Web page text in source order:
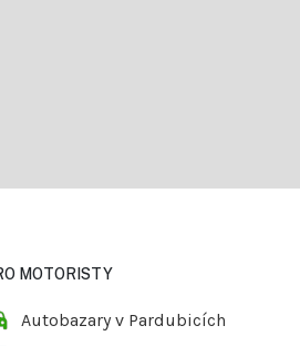
MOTORISTY
Autobazary v Pardubicích